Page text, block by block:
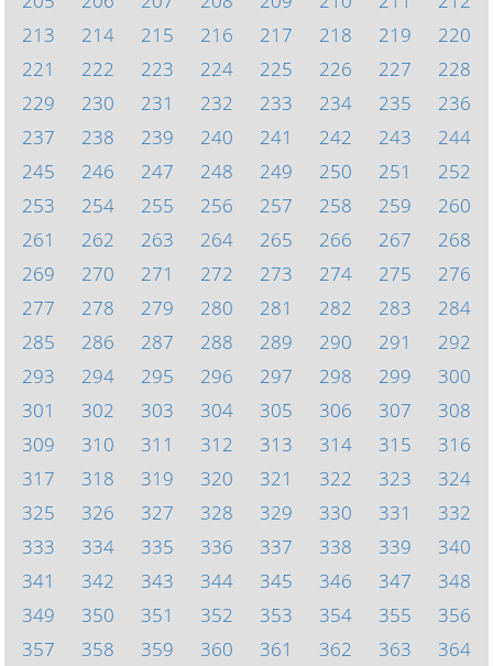
213
214 215 216 217 218 219
220
221
222 223 224 225 226 227
228
229
230 231 232 233 234 235
236
237
238 239 240 241 242 243
244
245
246 247 248 249 250 251
252
253
254 255 256 257 258 259
260
261
262 263 264 265 266 267
268
269
270 271 272 273 274 275
276
277
278 279 280 281 282 283
284
285
286 287 288 289 290 291
292
293
294 295 296 297 298 299
300
301
302 303 304 305 306 307
308
309
310 311 312 313 314 315
316
317
318 319 320 321 322 323
324
325
326 327 328 329 330 331
332
333
334 335 336 337 338 339
340
341
342 343 344 345 346 347
348
349
350 351 352 353 354 355
356
357
358 359 360 361 362 363
364